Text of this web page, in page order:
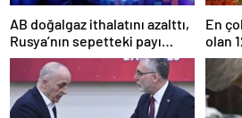
AB doğalgaz ithalatını azalttı,
Rusya’nın sepetteki payı
düştü
En
olan